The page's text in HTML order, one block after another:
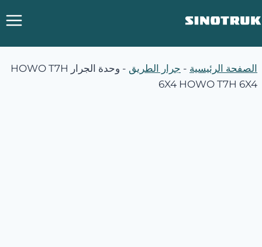
إلى
الصفحة الرئيسية - جرار الطريق -
وحدة الجرار HOWO T7H
6X4 HOWO T7H 6X4